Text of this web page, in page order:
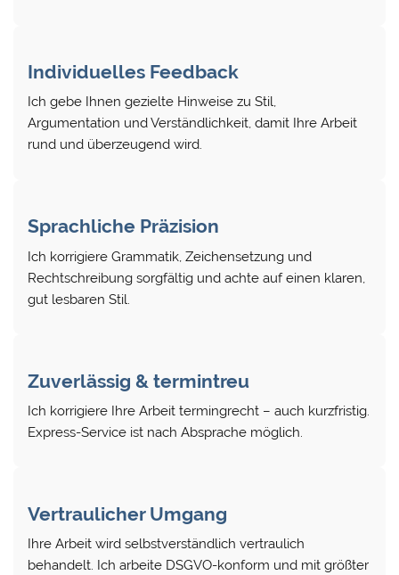
Individuelles Feedback
Ich gebe Ihnen gezielte Hinweise zu Stil,
Argumentation und Verständlichkeit, damit Ihre Arbeit
rund und überzeugend wird.
Sprachliche Präzision
Ich korrigiere Grammatik, Zeichensetzung und
Rechtschreibung sorgfältig und achte auf einen klaren,
gut lesbaren Stil.
Zuverlässig & termintreu
Ich korrigiere Ihre Arbeit termingrecht – auch kurzfristig.
Express-Service ist nach Absprache möglich.
Vertraulicher Umgang
Ihre Arbeit wird selbstverständlich vertraulich
behandelt. Ich arbeite DSGVO-konform und mit größter